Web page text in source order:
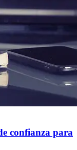
confianza para